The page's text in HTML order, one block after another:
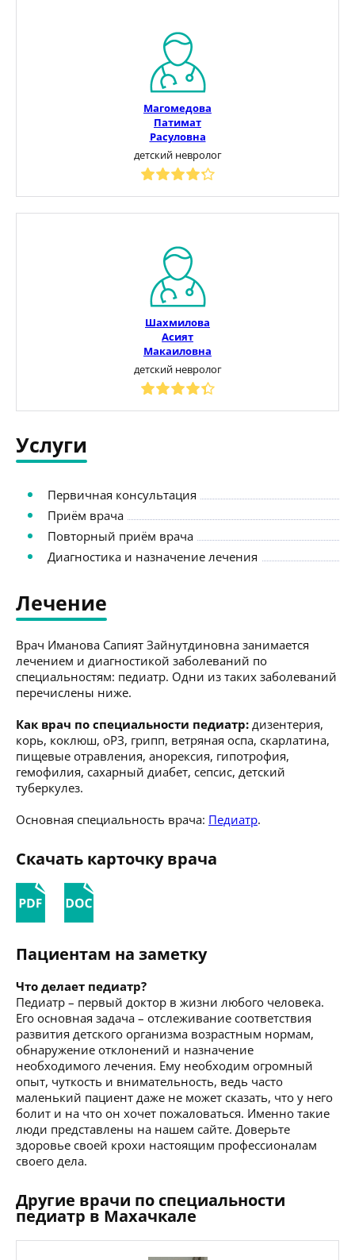
Магомедова
Патимат
Расуловна
детский невролог
Шахмилова
Асият
Макаиловна
детский невролог
Услуги
Первичная консультация
Приём врача
Повторный приём врача
Диагностика и назначение лечения
Лечение
Врач Иманова Сапият Зайнутдиновна занимается
лечением и диагностикой заболеваний по
специальностям: педиатр. Одни из таких заболеваний
перечислены ниже.
Как врач по специальности педиатр: дизентерия,
корь, коклюш, оРЗ, грипп, ветряная оспа, скарлатина,
пищевые отравления, анорексия, гипотрофия,
гемофилия, сахарный диабет, сепсис, детский
туберкулез.
Основная специальность врача: Педиатр.
Скачать карточку врача
Пациентам на заметку
Что делает педиатр?
Педиатр – первый доктор в жизни любого человека.
Его основная задача – отслеживание соответствия
развития детского организма возрастным нормам,
обнаружение отклонений и назначение
необходимого лечения. Ему необходим огромный
опыт, чуткость и внимательность, ведь часто
маленький пациент даже не может сказать, что у него
болит и на что он хочет пожаловаться. Именно такие
люди представлены на нашем сайте. Доверьте
здоровье своей крохи настоящим профессионалам
своего дела.
Другие врачи по специальности
педиатр в Махачкале